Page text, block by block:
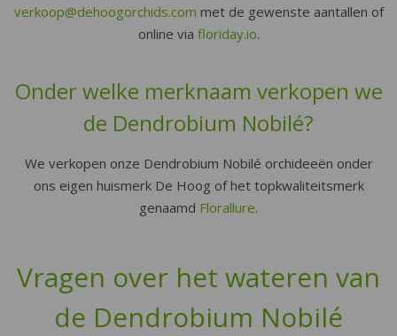
verkoop@dehoogorchids.com met de gewenste aantallen of
online via floriday.io.
Onder welke merknaam verkopen we
de Dendrobium Nobilé?
We verkopen onze Dendrobium Nobilé orchideeën onder
ons eigen huismerk De Hoog of het topkwaliteitsmerk
genaamd Florallure.
Vragen over het wateren van
de Dendrobium Nobilé